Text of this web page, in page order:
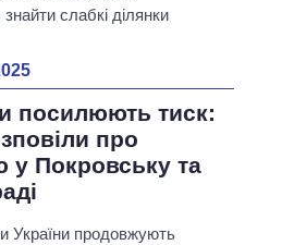
слабкі ділянки
посилюють тиск:
про
у Покровську та
України продовжують